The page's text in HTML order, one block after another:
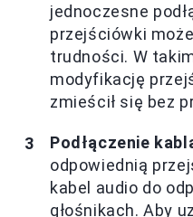
jednoczesne
przejściówki
trudności. W
modyfikację
zmieścił się bez
Podłączenie
odpowiednią
kabel audio do
głośnikach. Aby